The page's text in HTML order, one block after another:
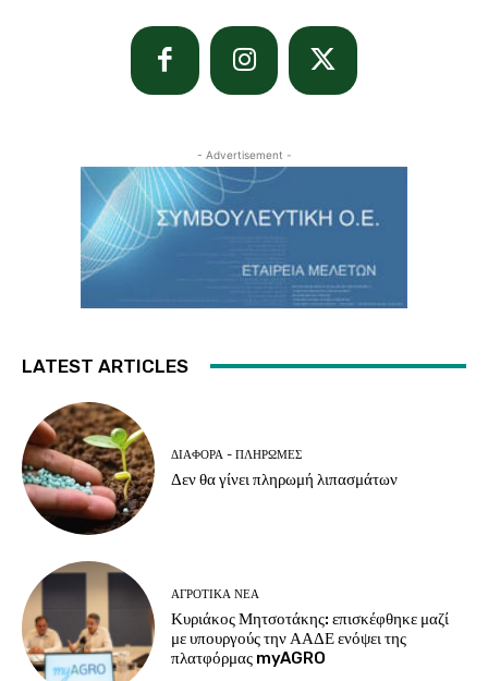
- Advertisement -
LATEST ARTICLES
ΔΙΆΦΟΡΑ - ΠΛΗΡΩΜΈΣ
Δεν θα γίνει πληρωμή λιπασμάτων
ΑΓΡΟΤΙΚΆ ΝΈΑ
Κυριάκος Μητσοτάκης: επισκέφθηκε μαζί
με υπουργούς την ΑΑΔΕ ενόψει της
πλατφόρμας myAGRO